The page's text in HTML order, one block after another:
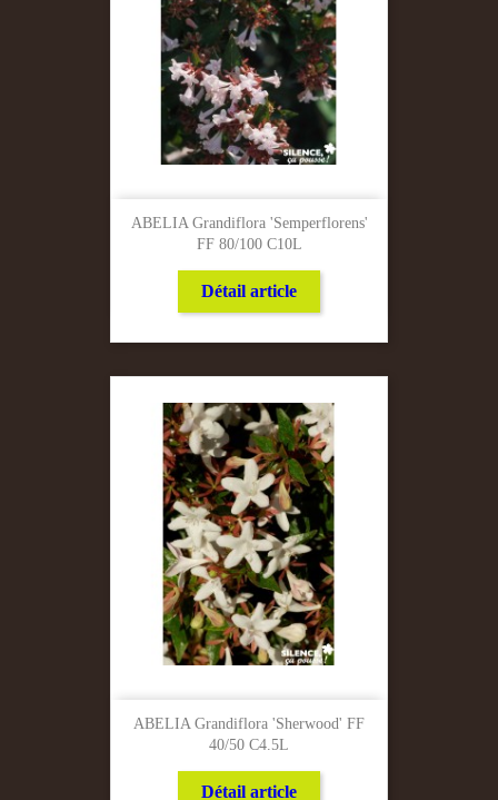
ABELIA Grandiflora 'Semperflorens'
FF 80/100 C10L
Détail article
ABELIA Grandiflora 'Sherwood' FF
40/50 C4.5L
Détail article